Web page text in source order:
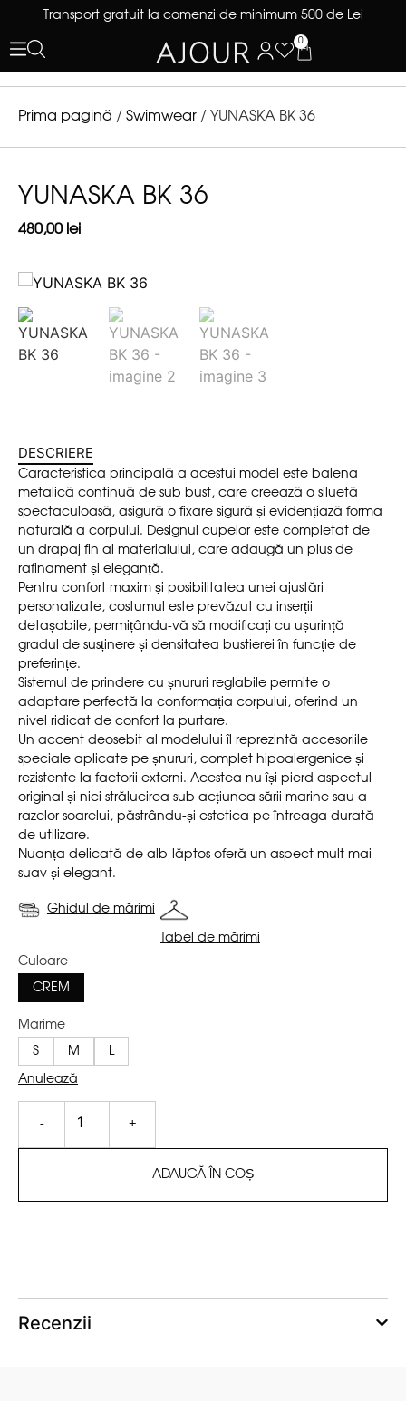
Transport gratuit la comenzi de minimum 500 de Lei
0
Prima pagină / Swimwear / YUNASKA BK 36
YUNASKA BK 36
480,00 lei
DESCRIERE
Caracteristica principală a acestui model este balena
metalică continuă de sub bust, care creează o siluetă
spectaculoasă, asigură o fixare sigură și evidențiază forma
naturală a corpului. Designul cupelor este completat de
un drapaj fin al materialului, care adaugă un plus de
rafinament și eleganță.
Pentru confort maxim și posibilitatea unei ajustări
personalizate, costumul este prevăzut cu inserții
detașabile, permițându-vă să modificați cu ușurință
gradul de susținere și densitatea bustierei în funcție de
preferințe.
Sistemul de prindere cu șnururi reglabile permite o
adaptare perfectă la conformația corpului, oferind un
nivel ridicat de confort la purtare.
Un accent deosebit al modelului îl reprezintă accesoriile
speciale aplicate pe șnururi, complet hipoalergenice și
rezistente la factorii externi. Acestea nu își pierd aspectul
original și nici strălucirea sub acțiunea sării marine sau a
razelor soarelui, păstrându-și estetica pe întreaga durată
de utilizare.
Nuanța delicată de alb-lăptos oferă un aspect mult mai
suav și elegant.
Ghidul de mărimi
Tabel de mărimi
Culoare
CREM
Marime
S M L
Anulează
- +
ADAUGĂ ÎN COȘ
Recenzii